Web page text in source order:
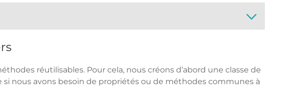
réutilisables. Pour cela, nous créons d’abord une classe de
nous avons besoin de propriétés ou de méthodes communes à